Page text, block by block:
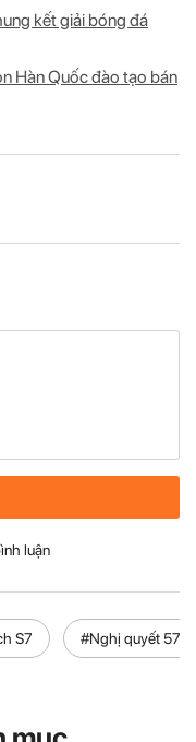
kết giải bóng đá
Hàn Quốc đào tạo bán
luận
S7 #Nghị quyết 57